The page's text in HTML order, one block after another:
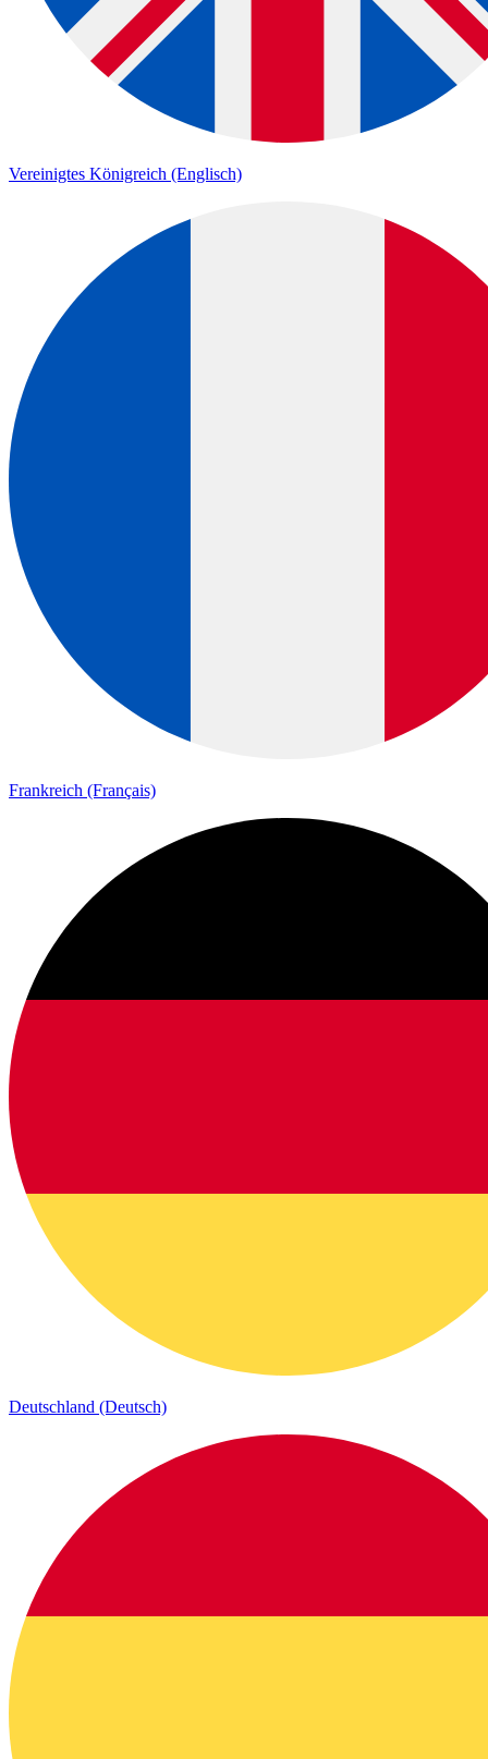
Vereinigtes Königreich (Englisch)
Frankreich (Français)
Deutschland (Deutsch)